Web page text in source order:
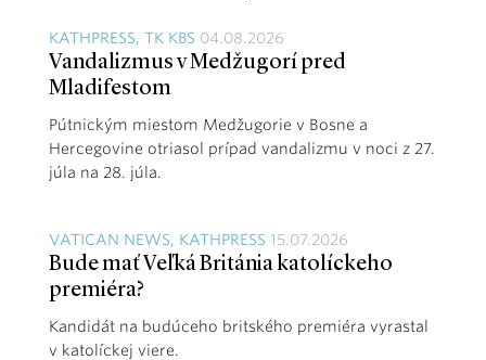
KATHPRESS, TK KBS 04.08.2026
Vandalizmus v Medžugorí pred
Mladifestom
Pútnickým miestom Medžugorie v Bosne a
Hercegovine otriasol prípad vandalizmu v noci z 27.
júla na 28. júla.
VATICAN NEWS, KATHPRESS 15.07.2026
Bude mať Veľká Británia katolíckeho
premiéra?
Kandidát na budúceho britského premiéra vyrastal
v katolíckej viere.